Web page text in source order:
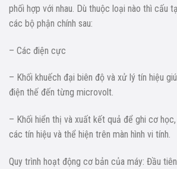
phối hợp với nhau. Dù thuộc loại nào thì cấu
các bộ phận chính sau:
– Các điện cực
– Khối khuếch đại biên độ và xử lý tín hiệu
điện thế đến từng microvolt.
– Khối hiển thị và xuất kết quả để ghi cơ
các tín hiệu và thể hiện trên màn hình vi tính.
Quy trình hoạt động cơ bản của máy: Đầu